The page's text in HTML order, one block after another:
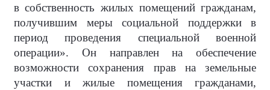
в собственность жилых помещений гражданам,
получившим меры социальной поддержки в
период проведения специальной военной
операции». Он направлен на обеспечение
возможности сохранения прав на земельные
участки и жилые помещения гражданами,